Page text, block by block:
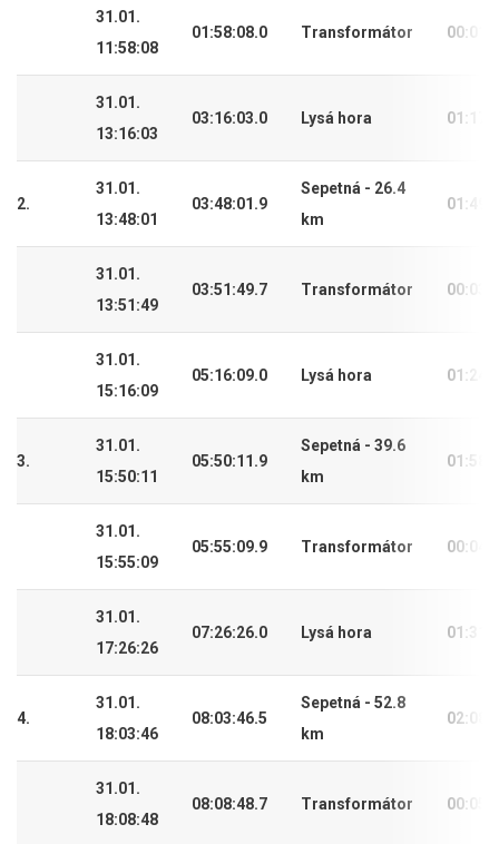
31.01.
11:58:08
01:58:08.0 Transformátor
31.01.
13:16:03
03:16:03.0 Lysá hora
2.
31.01.
13:48:01
03:48:01.9
Sepetná - 26.4
km
31.01.
13:51:49
03:51:49.7 Transformátor
31.01.
15:16:09
05:16:09.0 Lysá hora
3.
31.01.
15:50:11
05:50:11.9
Sepetná - 39.6
km
31.01.
15:55:09
05:55:09.9 Transformátor
31.01.
17:26:26
07:26:26.0 Lysá hora
4.
31.01.
18:03:46
08:03:46.5
Sepetná - 52.8
km
31.01.
18:08:48
08:08:48.7 Transformátor